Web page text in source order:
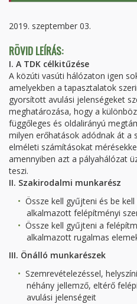
2019. szeptember 03.
RÖVID LEÍRÁS:
I. A TDK célkitűzése
A közúti vasúti hálózaton igen
amelyekben a tapasztalatok
gyorsított avulási jelenségeket
meghatározása, hogy a
függőleges és oldalirányú
milyen erőhatások adódnak át a
elméleti számításokat
amennyiben azt a pályahálózat
teszi.
II. Szakirodalmi munkarész
Össze kell gyűjteni és be
alkalmazott felépítményi
Össze kell gyűjteni a
alkalmazott rugalmas
III. Önálló munkarészek
Szemrevételezéssel,
néhány jellemző, eltérő
avulási jelenségeit